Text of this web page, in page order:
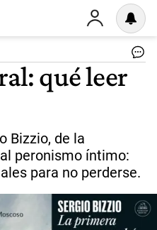
qué leer
Bizzio, de la
peronismo íntimo:
para no perderse.